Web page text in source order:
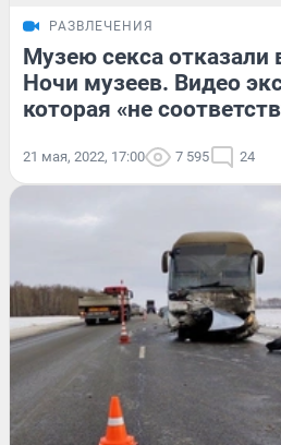
РАЗВЛЕЧЕНИЯ
Музею секса отказали
Ночи музеев. Видео
которая «не
21 мая, 2022, 17:00 7 595 24